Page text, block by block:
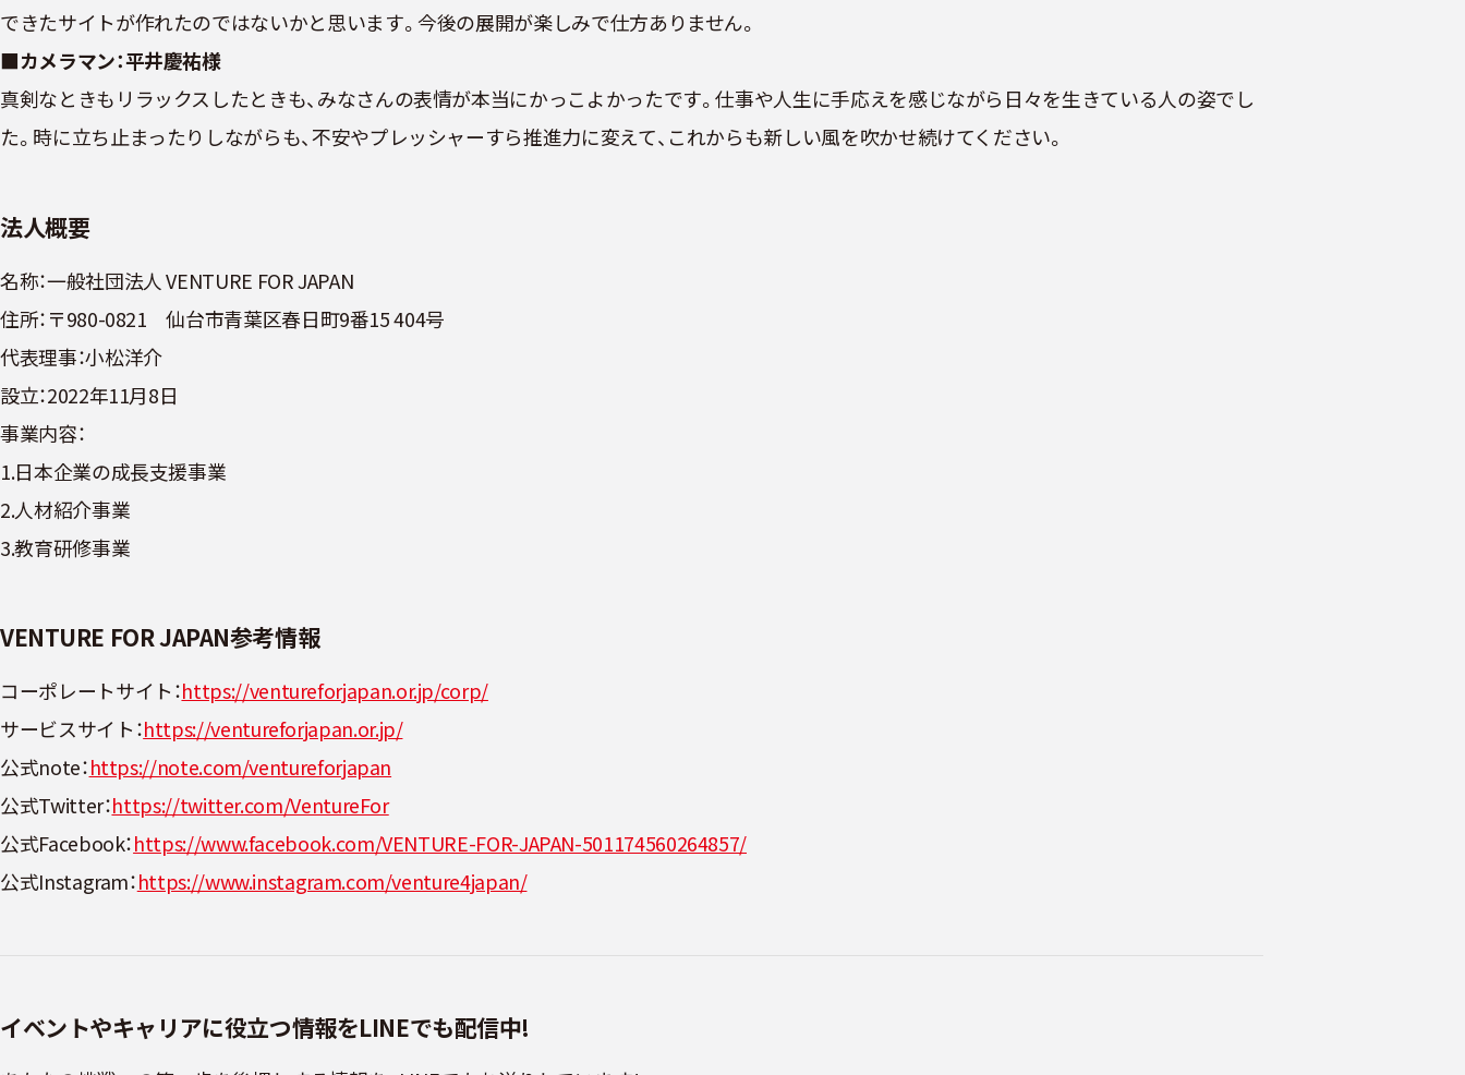
できたサイトが作れたのではないかと思います。今後の展開が楽しみで仕方ありません。
■カメラマン：平井慶祐様
真剣なときもリラックスしたときも、みなさんの表情が本当にかっこよかったです。仕事や人生に手応えを感じながら日々を生きている人の姿でし
た。時に立ち止まったりしながらも、不安やプレッシャーすら推進力に変えて、これからも新しい風を吹かせ続けてください。
法人概要
名称：一般社団法人 VENTURE FOR JAPAN
住所：〒980-0821 仙台市青葉区春日町9番15 404号
代表理事：小松洋介
設立：2022年11月8日
事業内容：
1.⽇本企業の成⻑⽀援事業
2.⼈材紹介事業
3.教育研修事業
VENTURE FOR JAPAN参考情報
コーポレートサイト：https://ventureforjapan.or.jp/corp/
サービスサイト：https://ventureforjapan.or.jp/
公式note：https://note.com/ventureforjapan
公式Twitter：https://twitter.com/VentureFor
公式Facebook：https://www.facebook.com/VENTURE-FOR-JAPAN-501174560264857/
公式Instagram：https://www.instagram.com/venture4japan/
イベントやキャリアに役立つ情報をLINEでも配信中!